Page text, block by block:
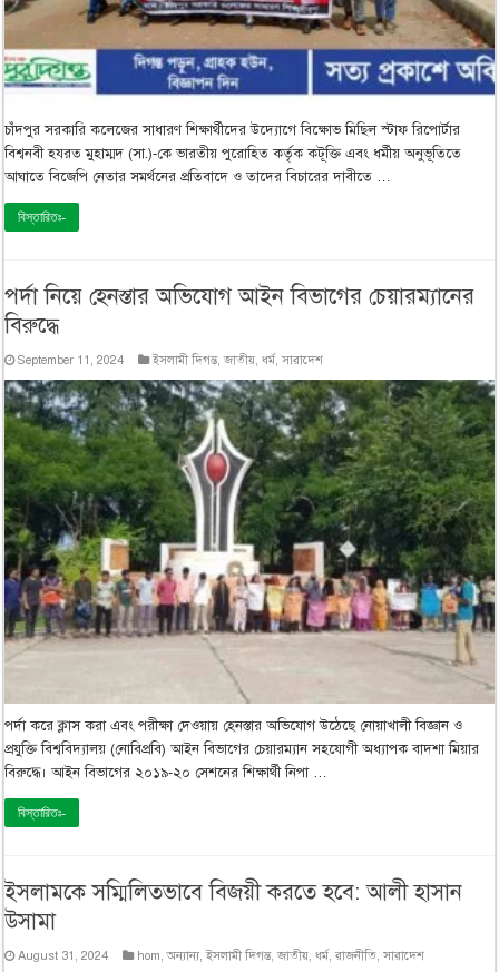
চাঁদপুর সরকারি কলেজের সাধারণ শিক্ষার্থীদের উদ্যোগে বিক্ষোভ মিছিল স্টাফ রিপোর্টার
বিশ্বনবী হযরত মুহাম্মদ (সা.)-কে ভারতীয় পুরোহিত কর্তৃক কটূক্তি এবং ধর্মীয় অনুভূতিতে
আঘাতে বিজেপি নেতার সমর্থনের প্রতিবাদে ও তাদের বিচারের দাবীতে …
বিস্তারিতঃ-
পর্দা নিয়ে হেনস্তার অভিযোগ আইন বিভাগের চেয়ারম্যানের
বিরুদ্ধে
September 11, 2024 ইসলামী দিগন্ত,জাতীয়,ধর্ম,সারাদেশ
পর্দা করে ক্লাস করা এবং পরীক্ষা দেওয়ায় হেনস্তার অভিযোগ উঠেছে নোয়াখালী বিজ্ঞান ও
প্রযুক্তি বিশ্ববিদ্যালয় (নোবিপ্রবি) আইন বিভাগের চেয়ারম্যান সহযোগী অধ্যাপক বাদশা মিয়ার
বিরুদ্ধে। আইন বিভাগের ২০১৯-২০ সেশনের শিক্ষার্থী নিপা …
বিস্তারিতঃ-
ইসলামকে সম্মিলিতভাবে বিজয়ী করতে হবে: আলী হাসান
উসামা
August 31, 2024 hom ,অন্যান্য ,ইসলামী দিগন্ত,জাতীয় ,ধর্ম,রাজনীতি ,সারাদেশ